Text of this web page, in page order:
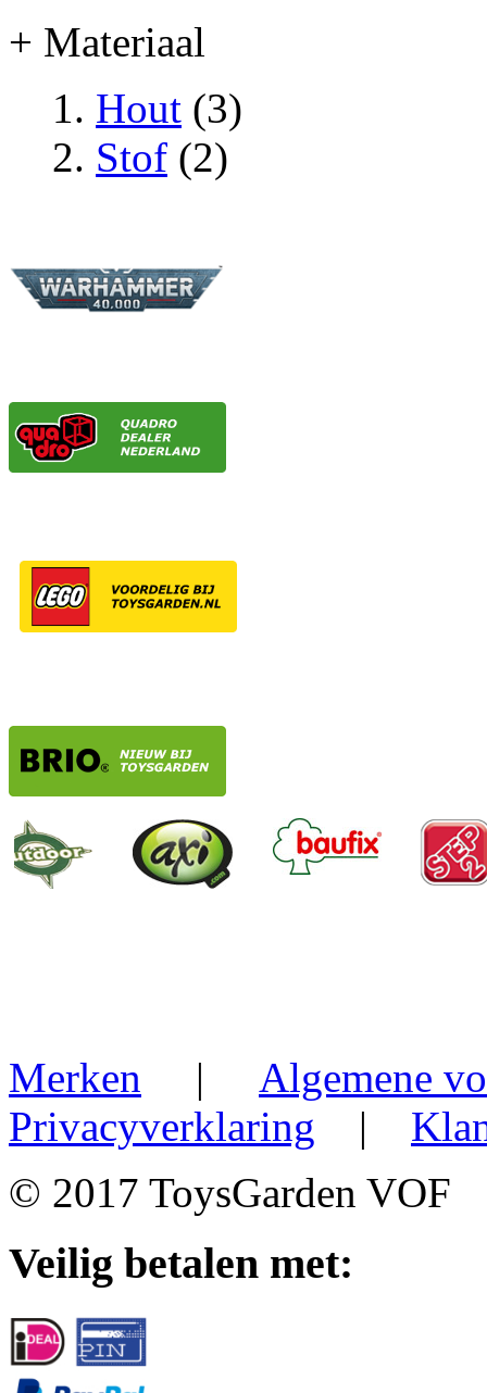
+ Materiaal
Hout (3)
Stof (2)
Merken | Algemene
Privacyverklaring |
© 2017 ToysGarden VOF
Veilig betalen met: